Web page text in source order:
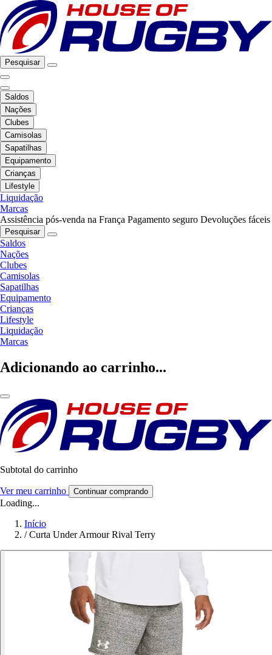
Pesquisar
Saldos
Nações
Clubes
Camisolas
Sapatilhas
Equipamento
Crianças
Lifestyle
Liquidação
Marcas
Assistência pós-venda na França Pagamento seguro Devoluções fáceis
Pesquisar
Saldos
Nações
Clubes
Camisolas
Sapatilhas
Equipamento
Crianças
Lifestyle
Liquidação
Marcas
Adicionando ao carrinho...
Subtotal do carrinho
Ver meu carrinho Continuar comprando
Loading...
Início
/ Curta Under Armour Rival Terry